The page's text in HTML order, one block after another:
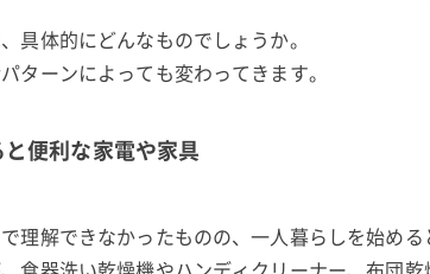
具体的にどんなものでしょうか。
ターンによっても変わってきます。
便利な家電や家具
理解できなかったものの、一人暮らしを始め